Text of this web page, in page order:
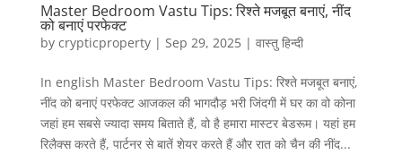
Master Bedroom Vastu Tips: रिश्ते मजबूत बनाएं, नींद
को बनाएं परफेक्ट
by crypticproperty| Sep 29, 2025| वास्तु हिन्दी
In english Master Bedroom Vastu Tips: रिश्ते मजबूत बनाएं,
नींद को बनाएं परफेक्ट आजकल की भागदौड़ भरी जिंदगी में घर का वो कोना
जहां हम सबसे ज्यादा समय बिताते हैं, वो है हमारा मास्टर बेडरूम। यहां हम
रिलैक्स करते हैं, पार्टनर से बातें शेयर करते हैं और रात को चैन की नींद...